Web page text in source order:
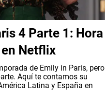
4 Parte 1: Hora
Netflix
de Emily in Paris, pero
Aquí te contamos su
Latina y España en